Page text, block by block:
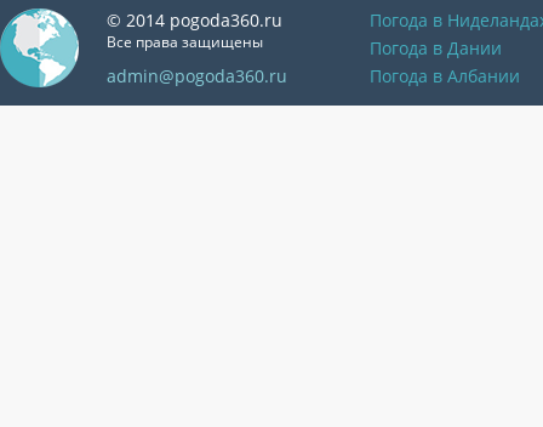
© 2014 pogoda360.ru
Все права защищены
admin@pogoda360.ru
Погода в
Погода в Дании
Погода в Албании